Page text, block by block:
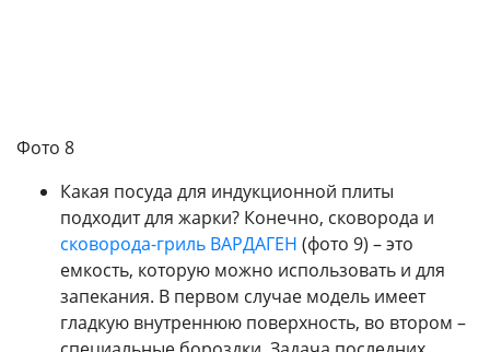
Фото 8
Какая посуда для индукционной плиты
подходит для жарки? Конечно, сковорода и
сковорода-гриль ВАРДАГЕН (фото 9) – это
емкость, которую можно использовать и для
запекания. В первом случае модель имеет
гладкую внутреннюю поверхность, во втором –